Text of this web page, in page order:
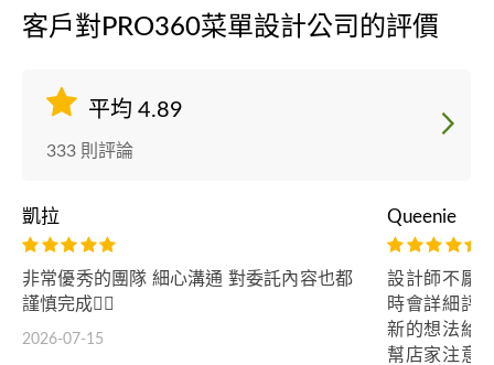
客戶對PRO360菜單設計公司的評價
平均 4.89
333 則評論
凱拉
非常優秀的團隊 細心溝通 對委託內容也都
謹慎完成👍🏻
2026-07-15
Queenie
設計師不厭
時會詳細評
新的想法給
幫店家注意